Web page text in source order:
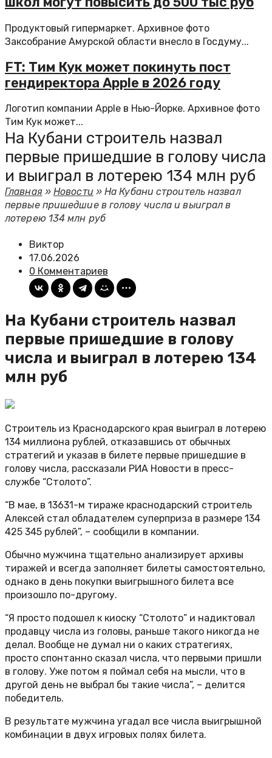
Продуктовый гипермаркет. Архивное фото
Заксобрание Амурской области внесло в Госдуму...
FT: Тим Кук может покинуть пост
гендиректора Apple в 2026 году
Логотип компании Apple в Нью-Йорке. Архивное фото
Тим Кук может...
На Кубани строитель назвал
первые пришедшие в голову числа
и выиграл в лотерею 134 млн руб
Главная»Новости »На Кубани строитель назвал
первые пришедшие в голову числа и выиграл в
лотерею 134 млн руб
Виктор
17.06.2026
0 Комментариев
На Кубани строитель назвал
первые пришедшие в голову
числа и выиграл в лотерею 134
млн руб
Строитель из Краснодарского края выиграл в лотерею
134 миллиона рублей, отказавшись от обычных
стратегий и указав в билете первые пришедшие в
голову числа, рассказали РИА Новости в пресс-
службе “Столото”.
“В мае, в 13631-м тираже краснодарский строитель
Алексей стал обладателем суперприза в размере 134
425 345 рублей”, – сообщили в компании.
Обычно мужчина тщательно анализирует архивы
тиражей и всегда заполняет билеты самостоятельно,
однако в день покупки выигрышного билета все
произошло по-другому.
“Я просто подошел к киоску “Столото” и надиктовал
продавцу числа из головы, раньше такого никогда не
делал. Вообще не думал ни о каких стратегиях,
просто спонтанно сказал числа, что первыми пришли
в голову. Уже потом я поймал себя на мысли, что в
другой день не выбрал бы такие числа”, – делится
победитель.
В результате мужчина угадал все числа выигрышной
комбинации в двух игровых полях билета.